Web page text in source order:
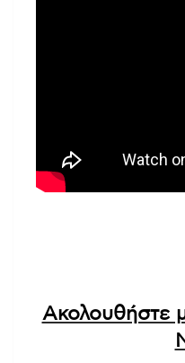
Ακολουθήστε